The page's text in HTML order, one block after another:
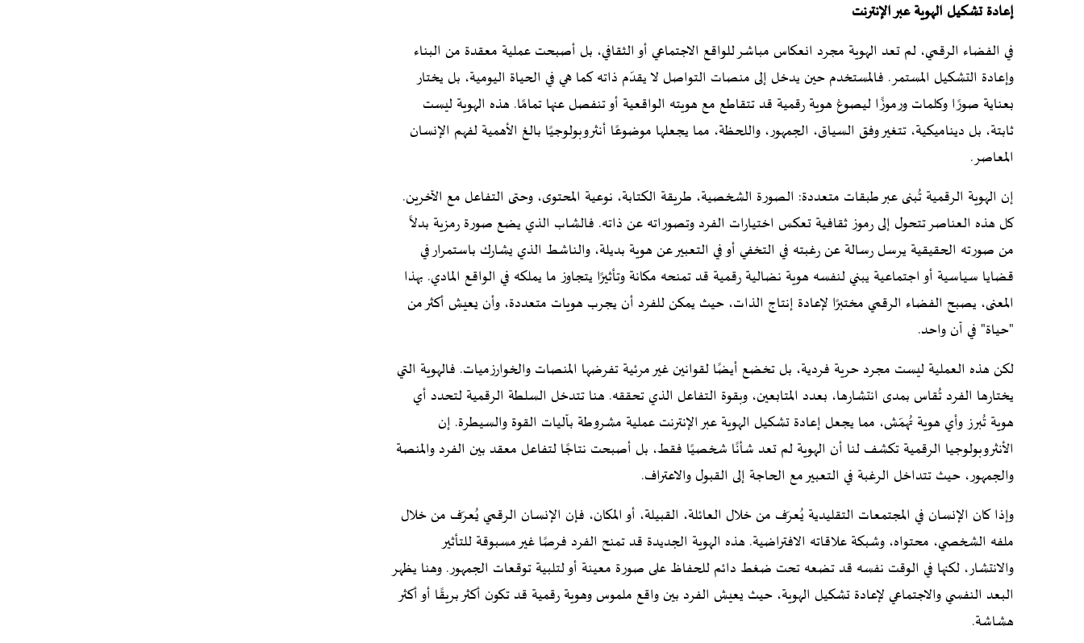
إعادة تشكيل الهوية عبر الإنترنت
في الفضاء الرقمي، لم تعد الهوية مجرد انعكاس مباشر للواقع الاجتماعي أو الثقافي، بل أصبحت عملية معقدة من البناء
وإعادة التشكيل المستمر. فالمستخدم حين يدخل إلى منصات التواصل لا يقدّم ذاته كما هي في الحياة اليومية، بل يختار
بعناية صورًا وكلمات ورموزًا ليصوغ هوية رقمية قد تتقاطع مع هويته الواقعية أو تنفصل عنها تمامًا. هذه الهوية ليست
ثابتة، بل ديناميكية، تتغير وفق السياق، الجمهور، واللحظة، مما يجعلها موضوعًا أنثروبولوجيًا بالغ الأهمية لفهم الإنسان
المعاصر.
إن الهوية الرقمية تُبنى عبر طبقات متعددة: الصورة الشخصية، طريقة الكتابة، نوعية المحتوى، وحتى التفاعل مع الآخرين.
كل هذه العناصر تتحول إلى رموز ثقافية تعكس اختيارات الفرد وتصوراته عن ذاته. فالشاب الذي يضع صورة رمزية بدلاً
من صورته الحقيقية يرسل رسالة عن رغبته في التخفي أو في التعبير عن هوية بديلة، والناشط الذي يشارك باستمرار في
قضايا سياسية أو اجتماعية يبني لنفسه هوية نضالية رقمية قد تمنحه مكانة وتأثيرًا يتجاوز ما يملكه في الواقع المادي. بهذا
المعنى، يصبح الفضاء الرقمي مختبرًا لإعادة إنتاج الذات، حيث يمكن للفرد أن يجرب هويات متعددة، وأن يعيش أكثر من
"حياة" في آن واحد.
لكن هذه العملية ليست مجرد حرية فردية، بل تخضع أيضًا لقوانين غير مرئية تفرضها المنصات والخوارزميات. فالهوية التي
يختارها الفرد تُقاس بمدى انتشارها، بعدد المتابعين، وبقوة التفاعل الذي تحققه. هنا تتدخل السلطة الرقمية لتحدد أي
هوية تُبرز وأي هوية تُهمّش، مما يجعل إعادة تشكيل الهوية عبر الإنترنت عملية مشروطة بآليات القوة والسيطرة. إن
الأنثروبولوجيا الرقمية تكشف لنا أن الهوية لم تعد شأنًا شخصيًا فقط، بل أصبحت نتاجًا لتفاعل معقد بين الفرد والمنصة
والجمهور، حيث تتداخل الرغبة في التعبير مع الحاجة إلى القبول والاعتراف.
وإذا كان الإنسان في المجتمعات التقليدية يُعرّف من خلال العائلة، القبيلة، أو المكان، فإن الإنسان الرقمي يُعرّف من خلال
ملفه الشخصي، محتواه، وشبكة علاقاته الافتراضية. هذه الهوية الجديدة قد تمنح الفرد فرصًا غير مسبوقة للتأثير
والانتشار، لكنها في الوقت نفسه قد تضعه تحت ضغط دائم للحفاظ على صورة معينة أو لتلبية توقعات الجمهور. وهنا يظهر
البعد النفسي والاجتماعي لإعادة تشكيل الهوية، حيث يعيش الفرد بين واقع ملموس وهوية رقمية قد تكون أكثر بريقًا أو أكثر
هشاشة.